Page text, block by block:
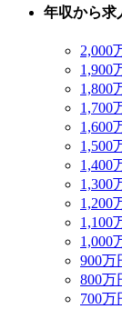
年収から求
2,000
1,900
1,800
1,700
1,600
1,500
1,400
1,300
1,200
1,100
1,000
900万
800万
700万